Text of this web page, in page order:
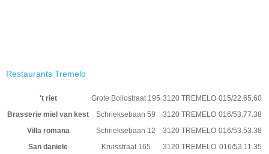
Restaurants Tremelo
't riet Grote Bollostraat 195 3120 TREMELO 015/22.65.60
Brasserie miel van kest
Schrieksebaan 59 3120 TREMELO 016/53.77.38
Villa romana
Schrieksebaan 12 3120 TREMELO 016/53.53.38
San daniele
Kruisstraat 165 3120 TREMELO 016/53.11.35